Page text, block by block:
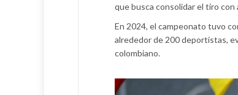
que busca consolidar el tiro con
En 2024, el campeonato tuvo
alrededor de 200 deportistas,
colombiano.